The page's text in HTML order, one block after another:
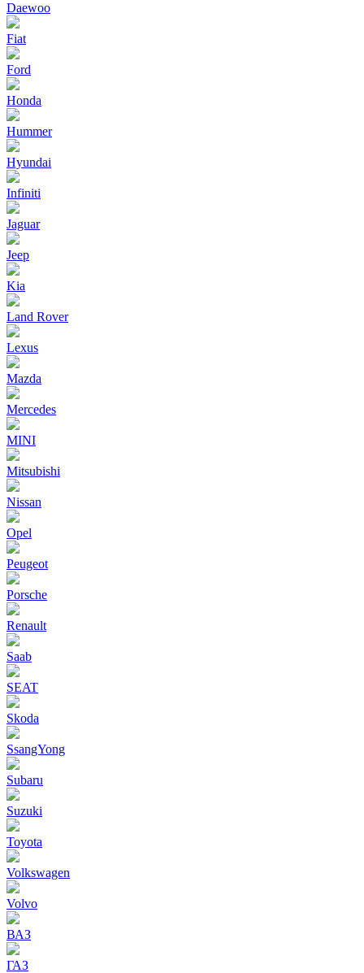
Daewoo
Fiat
Ford
Honda
Hummer
Hyundai
Infiniti
Jaguar
Jeep
Kia
Land Rover
Lexus
Mazda
Mercedes
MINI
Mitsubishi
Nissan
Opel
Peugeot
Porsche
Renault
Saab
SEAT
Skoda
SsangYong
Subaru
Suzuki
Toyota
Volkswagen
Volvo
ВАЗ
ГАЗ